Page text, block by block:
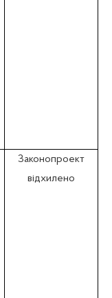
Законопроект
відхилено